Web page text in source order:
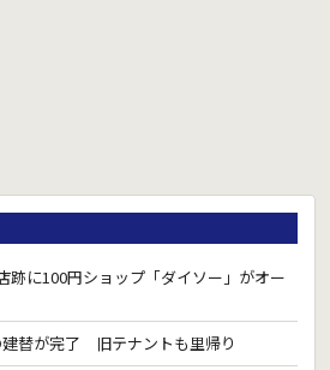
跡に100円ショップ「ダイソー」がオー
替が完了 旧テナントも里帰り